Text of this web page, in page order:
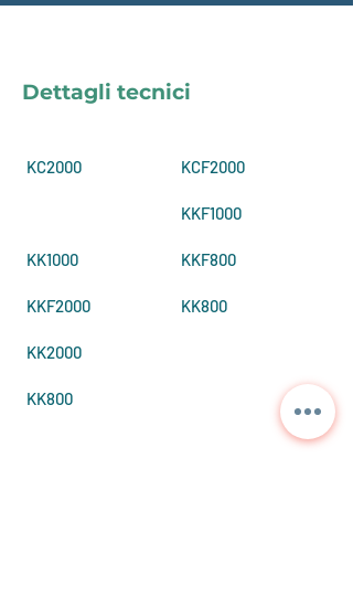
Dettagli tecnici
KC2000 KCF2000
KK1000
KKF1000
KKF2000
KKF800
KK2000
KK800
KK800